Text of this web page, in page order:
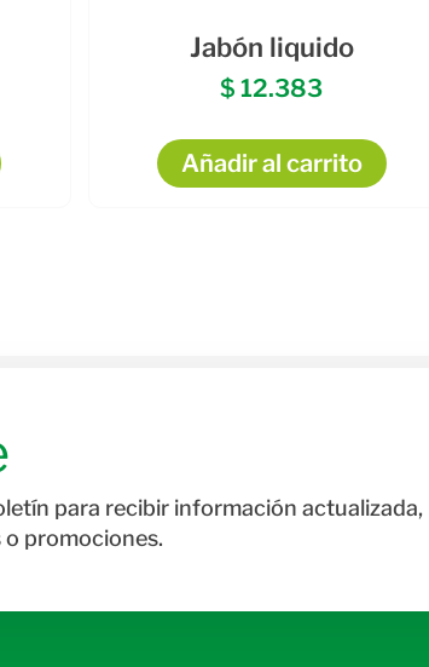
Jabón liquido
$ 12.383
Añadir al carrito
para recibir información actualizada,
promociones.